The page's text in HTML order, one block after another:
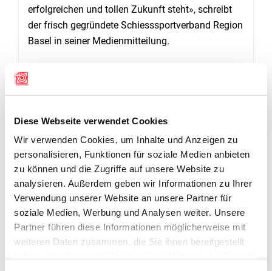
Diese Webseite verwendet Cookies
Wir verwenden Cookies, um Inhalte und Anzeigen zu
personalisieren, Funktionen für soziale Medien anbieten
zu können und die Zugriffe auf unsere Website zu
analysieren. Außerdem geben wir Informationen zu Ihrer
Verwendung unserer Website an unsere Partner für
soziale Medien, Werbung und Analysen weiter. Unsere
Partner führen diese Informationen möglicherweise mit
weiteren Daten zusammen, die Sie ihnen bereitgestellt
erfolgreichen und tollen Zukunft steht», schreibt
der frisch gegründete Schiesssportverband Region
Basel in seiner Medienmitteilung.